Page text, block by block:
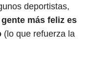
deportistas,
gente más feliz es
(lo que refuerza la